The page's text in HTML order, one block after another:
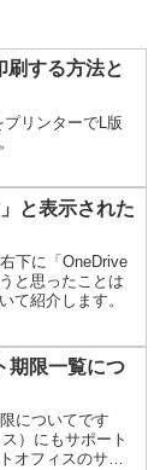
する方法と
リンターでL版
と表示された
下に「OneDrive
と思ったことは
て紹介します。
期限一覧につ
についてです
）にもサポート
オフィスのサポ